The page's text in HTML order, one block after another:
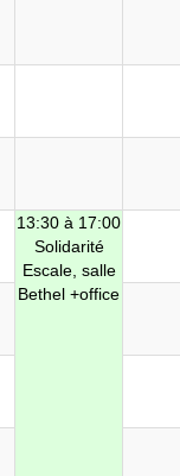
13:30 à 17:00
Solidarité
Escale, salle
Bethel +office